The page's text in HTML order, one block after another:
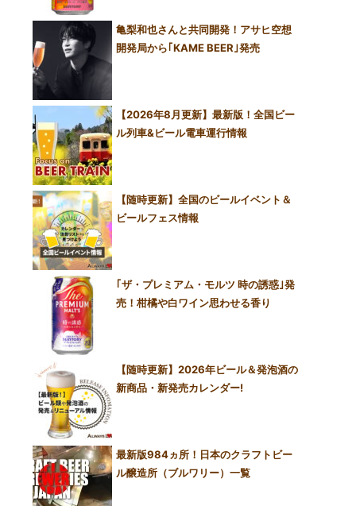
亀梨和也さんと共同開発！アサヒ空想
開発局から｢KAME BEER｣発売
【2026年8月更新】最新版！全国ビー
ル列車&ビール電車運行情報
【随時更新】全国のビールイベント＆
ビールフェス情報
｢ザ・プレミアム・モルツ 時の誘惑｣発
売！柑橘や白ワイン思わせる香り
【随時更新】2026年ビール＆発泡酒の
新商品・新発売カレンダー!
最新版984ヵ所！日本のクラフトビー
ル醸造所（ブルワリー）一覧